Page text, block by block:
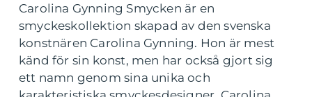
Carolina Gynning Smycken är en
smyckeskollektion skapad av den svenska
konstnären Carolina Gynning. Hon är mest
känd för sin konst, men har också gjort sig
ett namn genom sina unika och